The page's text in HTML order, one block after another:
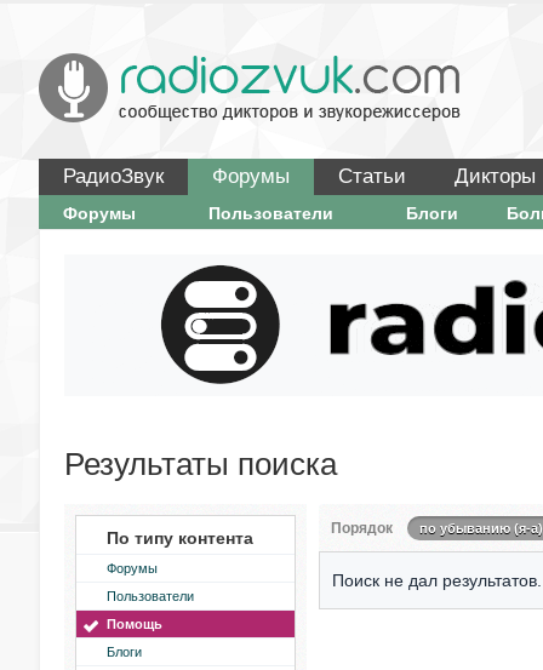
РадиоЗвук Форумы Статьи Дикторы
Форумы Пользователи Блоги
Результаты поиска
По типу контента
Форумы
Пользователи
Помощь
Блоги
Порядок по убыванию (я-а)
Поиск не дал результатов.